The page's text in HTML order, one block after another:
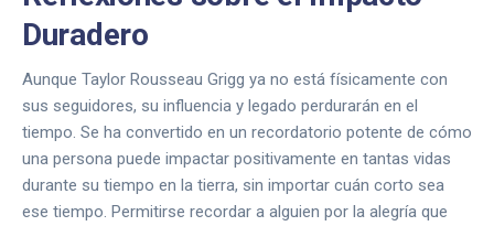
Duradero
Aunque Taylor Rousseau Grigg ya no está físicamente con
sus seguidores, su influencia y legado perdurarán en el
tiempo. Se ha convertido en un recordatorio potente de cómo
una persona puede impactar positivamente en tantas vidas
durante su tiempo en la tierra, sin importar cuán corto sea
ese tiempo. Permitirse recordar a alguien por la alegría que